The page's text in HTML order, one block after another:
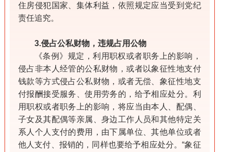
住房侵犯国家、集体利益，依照规定应当受到党纪
责任追究。
3.侵占公私财物，违规占用公物
《条例》规定，利用职权或者职务上的影响，
侵占非本人经管的公私财物，或者以象征性地支付
钱款等方式侵占公私财物，或者无偿、象征性地支
付报酬接受服务、使用劳务的，给予相应处分。利
用职权或者职务上的影响，将应当由本人、配偶、
子女及其配偶等亲属、身边工作人员和其他特定关
系人个人支付的费用，由下属单位、其他单位或者
他人支付、报销的，同样也要给予相应处分。“象征